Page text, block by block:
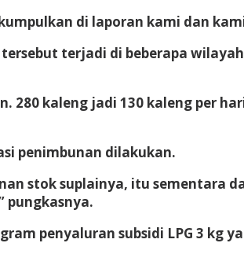
di laporan kami dan
terjadi di beberapa
280 kaleng jadi 130 kaleng per
penimbunan dilakukan.
stok suplainya, itu sementara
pungkasnya.
penyaluran subsidi LPG 3 kg